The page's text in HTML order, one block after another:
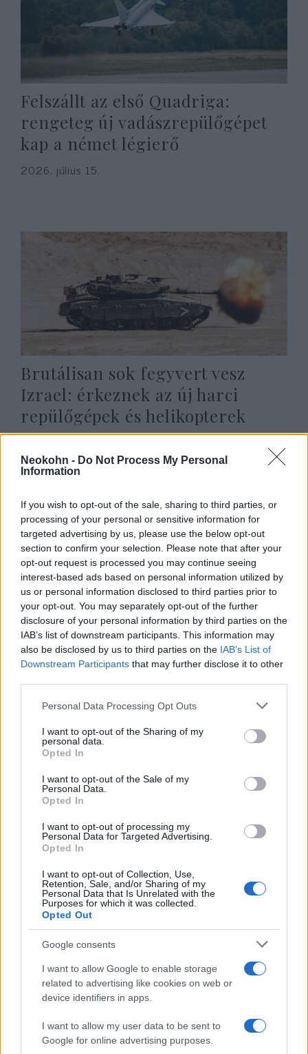
Neokohn - Do Not Process My Personal
Information
If you wish to opt-out of the sale, sharing to third parties, or
processing of your personal or sensitive information for
targeted advertising by us, please use the below opt-out
section to confirm your selection. Please note that after your
opt-out request is processed you may continue seeing
interest-based ads based on personal information utilized by
us or personal information disclosed to third parties prior to
your opt-out. You may separately opt-out of the further
disclosure of your personal information by third parties on the
IAB’s list of downstream participants. This information may
also be disclosed by us to third parties on the IAB’s List of
Downstream Participants that may further disclose it to other
Please note that this website/app uses one or more Google
not limited to your visit or usage behaviour. You may click to
grant or deny consent to Google and its third-party tags to
use your data for below specified purposes in below Google
consent section.
Personal Data Processing Opt Outs
I want to opt-out of the Sharing of my
personal data.
Opted In
I want to opt-out of the Sale of my
Personal Data.
Opted In
I want to opt-out of processing my
Personal Data for Targeted Advertising.
Opted In
I want to opt-out of Collection, Use,
Retention, Sale, and/or Sharing of my
Personal Data that Is Unrelated with the
Purposes for which it was collected.
Opted Out
Google consents
I want to allow Google to enable storage
related to advertising like cookies on web or
device identifiers in apps.
I want to allow my user data to be sent to
Google for online advertising purposes.
Felszállt az első Quadriga:
rengeteg új vadászrepülőgépet
kap a német légierő
2026. július 15.
Brutálisan sok fegyvert vesz
Izrael: érkeznek az új harci
repülőgépek és helikopterek
Új szerepet kap a Szu-57:
jelentősen átalakították az
oroszok lopakodó vadászgépét
2026. július 7.
Bemutatkozik a Supreme:
szuperolcsó harci repülőgépet
épít Izrael ázsiai szövetségese
2026. július 4.